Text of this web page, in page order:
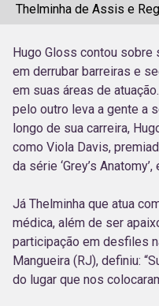
Thelminha de Assis e
Hugo Gloss contou
em derrubar barreiras e
em suas áreas de
pelo outro leva a gente a
longo de sua carreira,
como Viola Davis,
da série ‘Grey’s
Já Thelminha que atua
médica, além de ser
participação em desfiles
Mangueira (RJ), definiu:
do lugar que nos